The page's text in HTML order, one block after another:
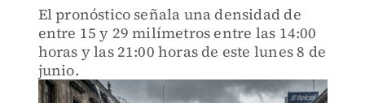
El pronóstico señala una densidad de
entre 15 y 29 milímetros entre las 14:00
horas y las 21:00 horas de este lunes 8 de
junio.